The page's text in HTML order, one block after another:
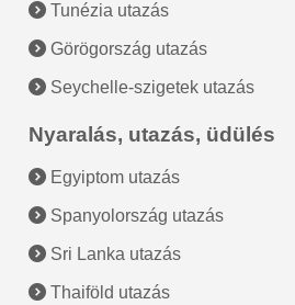
Tunézia utazás
Görögország utazás
Seychelle-szigetek utazás
Nyaralás, utazás, üdülés
Egyiptom utazás
Spanyolország utazás
Sri Lanka utazás
Thaiföld utazás